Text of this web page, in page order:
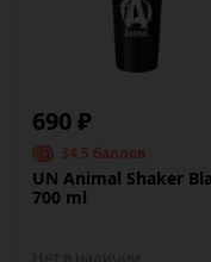
690 ₽
34.5 баллов
UN Animal Shaker
700 ml